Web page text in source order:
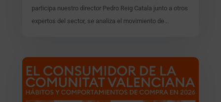
participa nuestro director Pedro Reig Catala junto a otros
expertos del sector, se analiza el movimiento de...